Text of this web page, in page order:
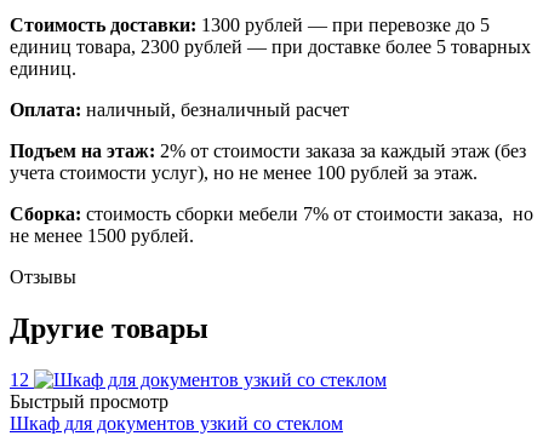
Стоимость доставки: 1300 рублей — при перевозке до 5
единиц товара, 2300 рублей — при доставке более 5 товарных
единиц.
Оплата: наличный, безналичный расчет
Подъем на этаж: 2% от стоимости заказа за каждый этаж (без
учета стоимости услуг), но не менее 100 рублей за этаж.
Сборка: стоимость сборки мебели 7% от стоимости заказа, но
не менее 1500 рублей.
Отзывы
Другие товары
12
Быстрый просмотр
Шкаф для документов узкий со стеклом